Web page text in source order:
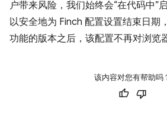
户带来风险，我们始终会“在代码中”
以安全地为 Finch 配置设置结束日期
功能的版本之后，该配置不再对浏览
该内容对您有帮助吗